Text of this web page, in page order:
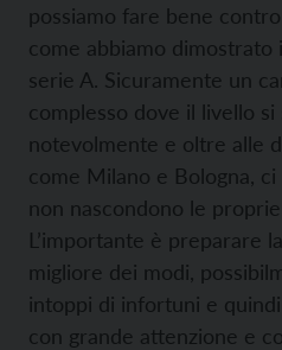
possiamo fare bene
come abbiamo dimostrato
serie A. Sicuramente un
complesso dove il livello si
notevolmente e oltre alle
come Milano e Bologna,
non nascondono le
L’importante è preparare
migliore dei modi,
intoppi di infortuni e
con grande attenzione e